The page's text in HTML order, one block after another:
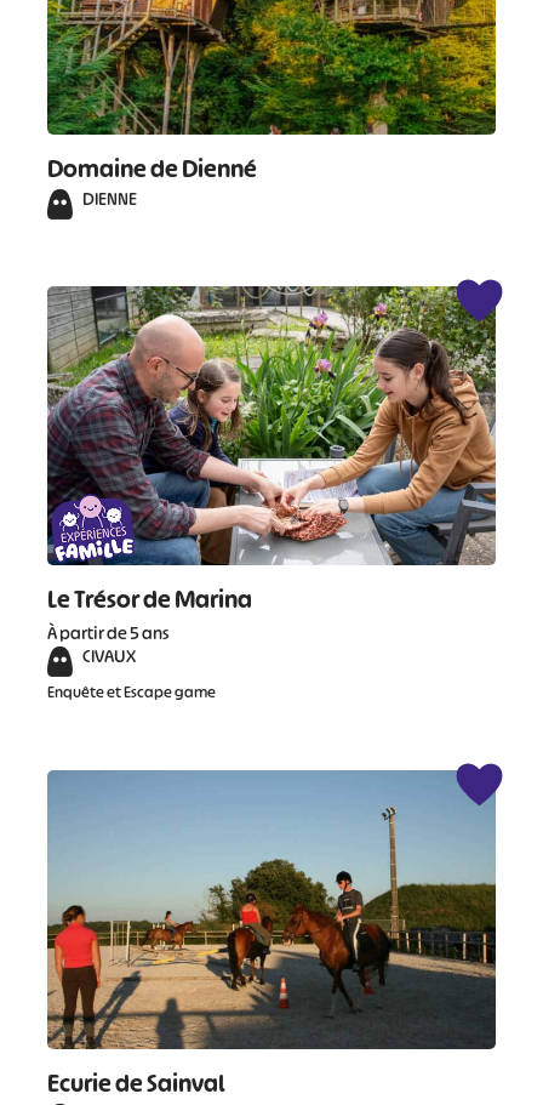
Domaine de Dienné
DIENNE
Le Trésor de Marina
À partir de 5 ans
CIVAUX
Enquête et Escape game
Ecurie de Sainval